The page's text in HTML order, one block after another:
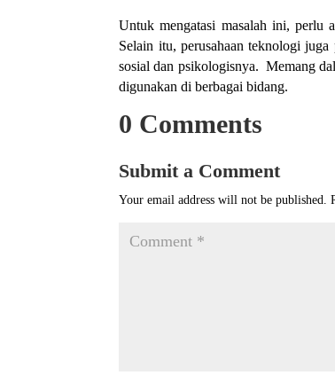
Untuk mengatasi masalah ini, perlu
Selain itu, perusahaan teknologi
sosial dan psikologisnya. Memang
digunakan di berbagai bidang.
0 Comments
Submit a Comment
Your email address will not be published.